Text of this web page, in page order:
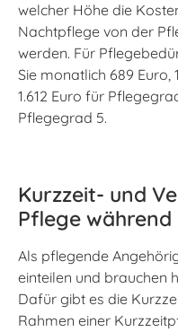
welcher Höhe die
Nachtpflege von der
werden. Für
Sie monatlich 689 Euro,
1.612 Euro für
Pflegegrad 5.
Kurzzeit- und
Pflege während
Als pflegende
einteilen und brauchen
Dafür gibt es die
Rahmen einer